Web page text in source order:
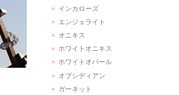
インカローズ
エンジェライト
オニキス
ホワイトオニキス
ホワイトオパール
オブシディアン
ガーネット